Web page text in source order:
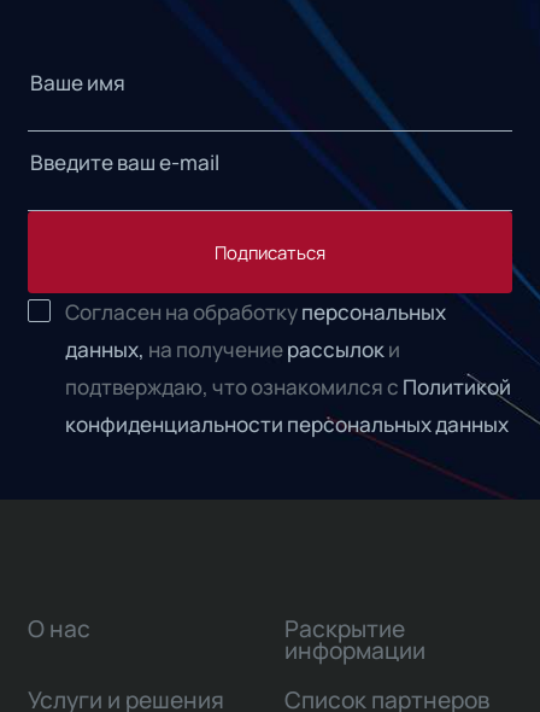
Подписаться
Согласен на обработкуперсональных
данных, на получениерассылоки
подтверждаю, что ознакомился с Политикой
конфиденциальности персональных данных
О нас
Услуги и решения
Раскрытие
информации
Список партнеров